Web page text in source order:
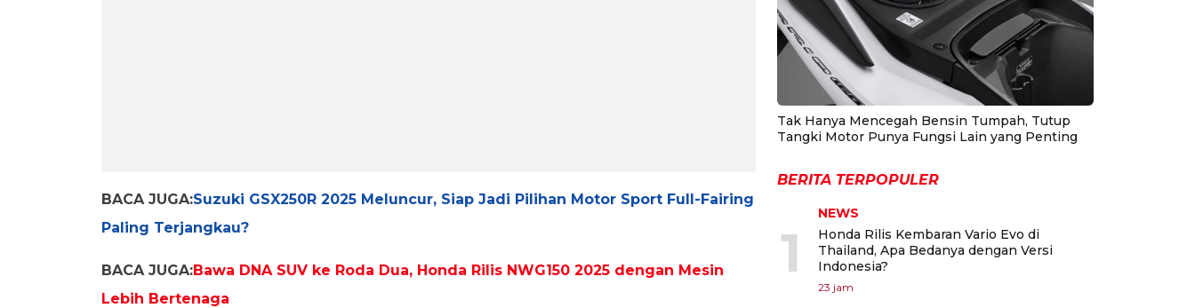
BACA JUGA:Suzuki GSX250R 2025 Meluncur, Siap Jadi Pilihan Motor Sport Full-Fairing
Paling Terjangkau?
BACA JUGA:Bawa DNA SUV ke Roda Dua, Honda Rilis NWG150 2025 dengan Mesin
Lebih Bertenaga
Tak Hanya Mencegah Bensin Tumpah, Tutup
Tangki Motor Punya Fungsi Lain yang Penting
BERITA TERPOPULER
1
NEWS
Honda Rilis Kembaran Vario Evo di
Thailand, Apa Bedanya dengan Versi
Indonesia?
23 jam